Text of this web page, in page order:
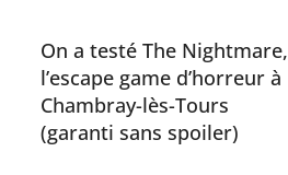
On a testé The Nightmare,
l’escape game d’horreur à
Chambray-lès-Tours
(garanti sans spoiler)